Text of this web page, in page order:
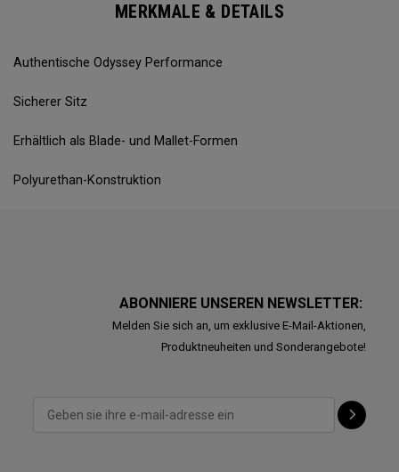
MERKMALE & DETAILS
Authentische Odyssey Performance
Sicherer Sitz
Erhältlich als Blade- und Mallet-Formen
Polyurethan-Konstruktion
ABONNIERE UNSEREN NEWSLETTER:
Melden Sie sich an, um exklusive E-Mail-Aktionen,
Produktneuheiten und Sonderangebote!